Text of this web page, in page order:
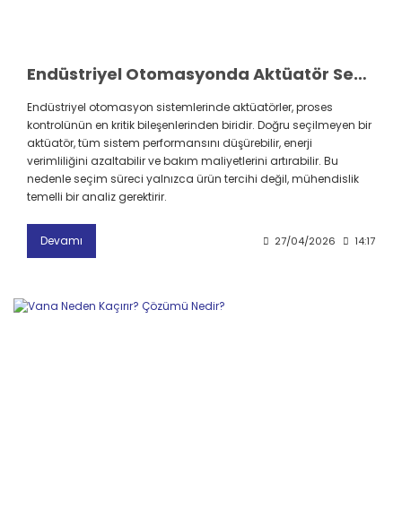
Endüstriyel Otomasyonda Aktüatör Seçimini Etkileyen En Önemli Parametreler
Endüstriyel otomasyon sistemlerinde aktüatörler, proses
kontrolünün en kritik bileşenlerinden biridir. Doğru seçilmeyen bir
aktüatör, tüm sistem performansını düşürebilir, enerji
verimliliğini azaltabilir ve bakım maliyetlerini artırabilir. Bu
nedenle seçim süreci yalnızca ürün tercihi değil, mühendislik
temelli bir analiz gerektirir.
Devamı 27/04/2026 14:17